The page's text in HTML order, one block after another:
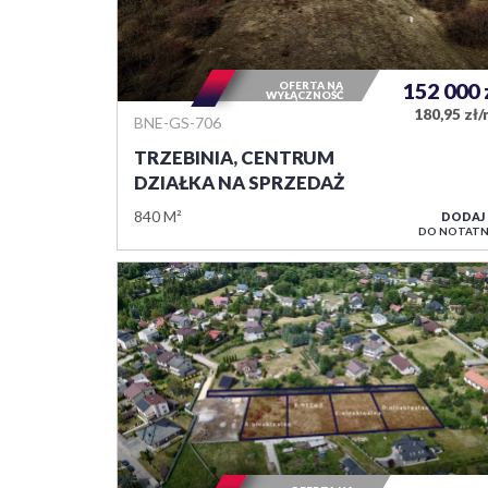
BNE-GS-706
TRZEBINIA, CENTRUM
DZIAŁKA NA SPRZEDAŻ
840 M²
152 000
180,95 zł/
OFERTA NA
WYŁĄCZNOŚĆ
DODAJ
DO